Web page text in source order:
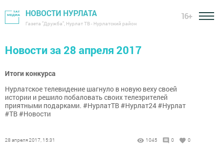
НОВОСТИ НУРЛАТА
Газета "Дружба", Нурлат ТВ - Нурлатский район
16+
Новости за 28 апреля 2017
Итоги конкурса
Нурлатское телевидение шагнуло в новую веху своей
истории и решило побаловать своих телезрителей
приятными подарками. #НурлатТВ #Нурлат24 #Нурлат
#ТВ #Новости
28 апреля 2017, 15:31 1045 0 0